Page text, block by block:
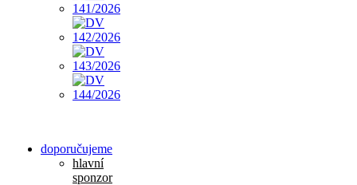
doporučujeme
hlavní
sponzor